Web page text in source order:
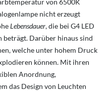
von 6500K
nicht erzeugt
Lebensdauer, die bei G4 LED
Darüber hinaus sind
welche unter hohem Druck
können. Mit ihren
Anordnung,
das Design von Leuchten